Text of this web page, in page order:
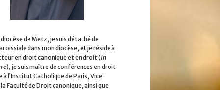
de Metz, je suis détaché de
dans mon diocèse, et je réside à
en droit canonique et en droit (in
), je suis maître de conférences en droit
à l’Institut Catholique de Paris, Vice-
Faculté de Droit canonique, ainsi que